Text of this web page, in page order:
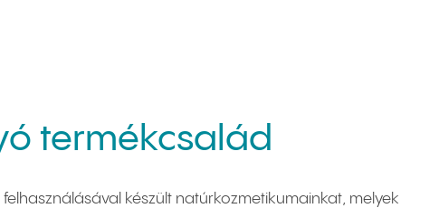
termékcsalád
készült natúrkozmetikumainkat, melyek